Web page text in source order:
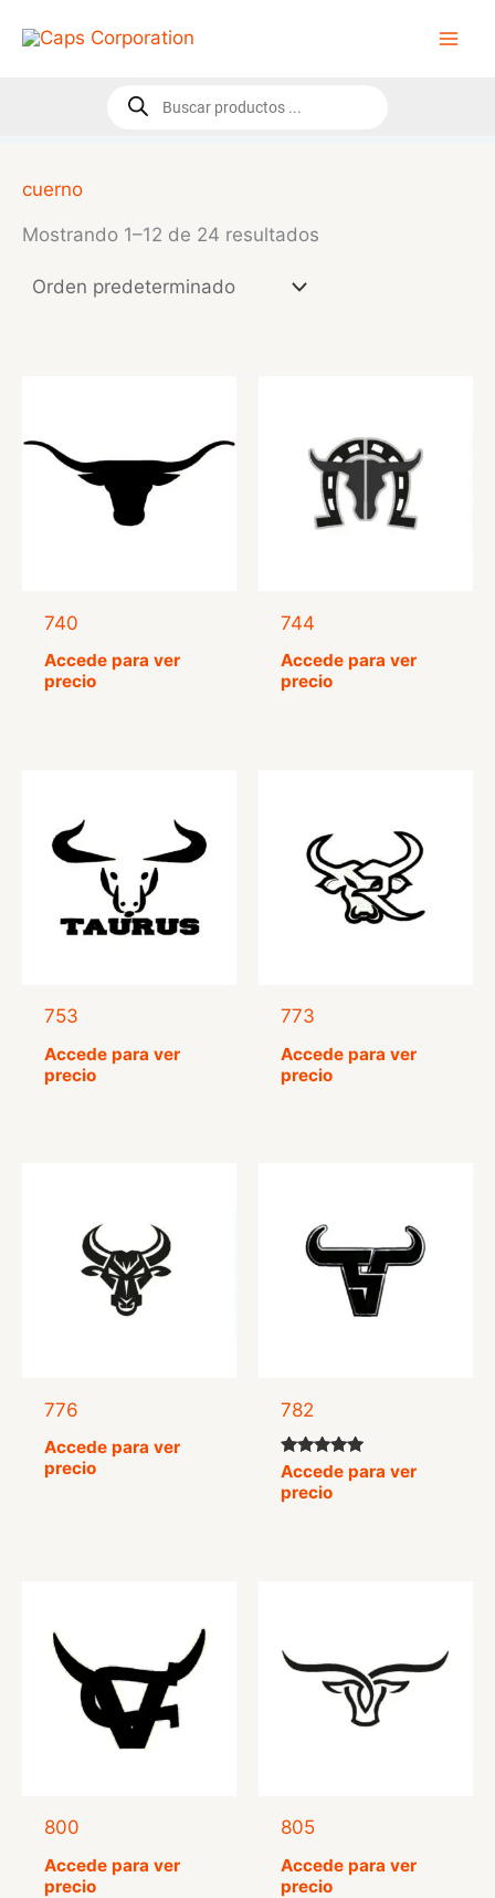
Búsqueda
de
cuerno
Mostrando 1–12 de 24 resultados
740
Accede para ver
precio
744
Accede para ver
precio
753
Accede para ver
precio
773
Accede para ver
precio
776
Accede para ver
precio
782
Valorado
con
5.00
Accede para ver
precio
800
Accede para ver
precio
805
Accede para ver
precio